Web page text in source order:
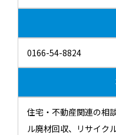
0166-54-8824
住宅・不動産関連の相
ル廃材回収、リサイク